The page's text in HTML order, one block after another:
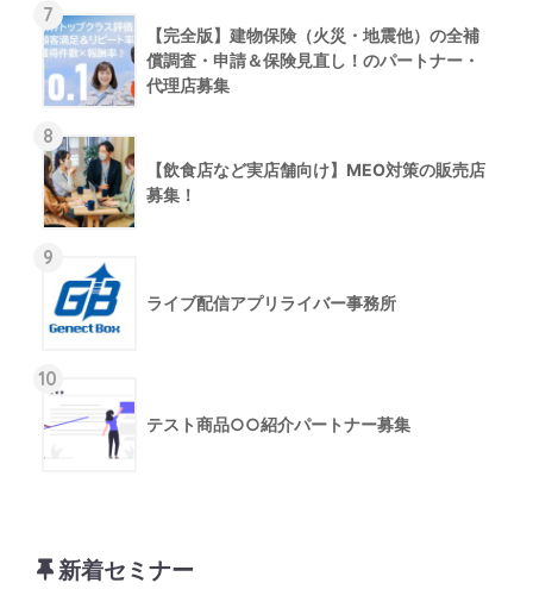
7
【完全版】建物保険（火災・地震他）の全補
償調査・申請＆保険見直し！のパートナー・
代理店募集
8
【飲食店など実店舗向け】MEO対策の販売店
募集！
9
ライブ配信アプリライバー事務所
10
テスト商品○○紹介パートナー募集
新着セミナー